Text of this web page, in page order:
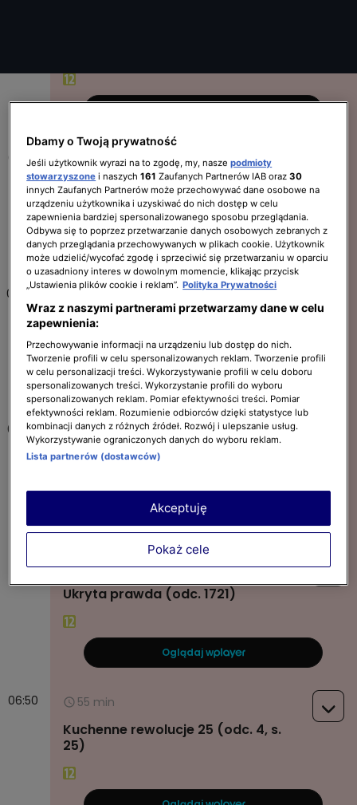
03:45 15 min
Uwaga! (odc. 8059)
Oglądaj w
04:00 100 min
Wallander 2 (odc. 6, s. 2)
Oglądaj w
05:40 15 min
Uwaga! (odc. 8059)
Oglądaj w
05:55 55 min
Ukryta prawda (odc. 1721)
Oglądaj w
06:50 55 min
Kuchenne rewolucje 25 (odc. 4, s.
25)
Dbamy o Twoją prywatność
Jeśli użytkownik wyrazi na to zgodę, my, naszepodmioty
stowarzyszone i naszych161 Zaufanych Partnerów IAB oraz30
innych Zaufanych Partnerów może przechowywać dane osobowe na
urządzeniu użytkownika i uzyskiwać do nich dostęp w celu
zapewnienia bardziej spersonalizowanego sposobu przeglądania.
Odbywa się to poprzez przetwarzanie danych osobowych zebranych z
danych przeglądania przechowywanych w plikach cookie. Użytkownik
może udzielić/wycofać zgodę i sprzeciwić się przetwarzaniu w oparciu
o uzasadniony interes w dowolnym momencie, klikając przycisk
„Ustawienia plików cookie i reklam”. Polityka Prywatności
Wraz z naszymi partnerami przetwarzamy dane w celu
zapewnienia:
Przechowywanie informacji na urządzeniu lub dostęp do nich.
Tworzenie profili w celu spersonalizowanych reklam. Tworzenie profili
w celu personalizacji treści. Wykorzystywanie profili w celu doboru
spersonalizowanych treści. Wykorzystanie profili do wyboru
spersonalizowanych reklam. Pomiar efektywności treści. Pomiar
efektywności reklam. Rozumienie odbiorców dzięki statystyce lub
kombinacji danych z różnych źródeł. Rozwój i ulepszanie usług.
Wykorzystywanie ograniczonych danych do wyboru reklam.
Lista partnerów (dostawców)
Pokaż cele
Akceptuję